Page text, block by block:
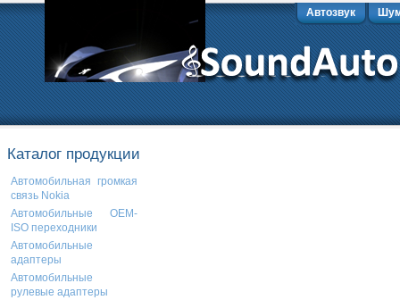
Автозвук
Каталог продукции
Автомобильная громкая
связь Nokia
Автомобильные OEM-
ISO переходники
Автомобильные
адаптеры
Автомобильные
рулевые адаптеры